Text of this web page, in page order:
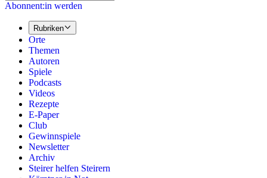
Abonnent:in werden
Rubriken
Orte
Themen
Autoren
Spiele
Podcasts
Videos
Rezepte
E-Paper
Club
Gewinnspiele
Newsletter
Archiv
Steirer helfen Steirern